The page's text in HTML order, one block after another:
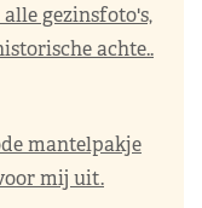
gezinsfoto's,
achte..
mantelpakje
mij uit.